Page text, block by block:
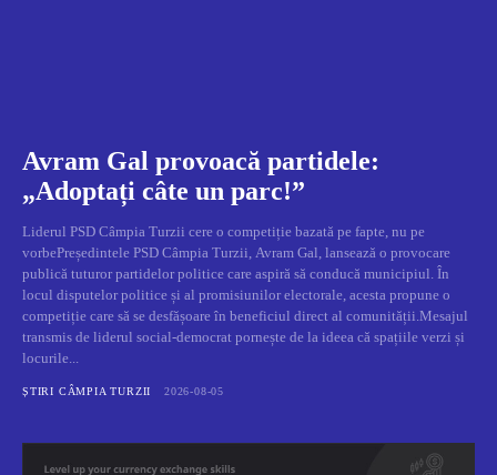
Avram Gal provoacă partidele:
„Adoptați câte un parc!”
Liderul PSD Câmpia Turzii cere o competiție bazată pe fapte, nu pe
vorbePreședintele PSD Câmpia Turzii, Avram Gal, lansează o provocare
publică tuturor partidelor politice care aspiră să conducă municipiul. În
locul disputelor politice și al promisiunilor electorale, acesta propune o
competiție care să se desfășoare în beneficiul direct al comunității.Mesajul
transmis de liderul social-democrat pornește de la ideea că spațiile verzi și
locurile...
ȘTIRI CÂMPIA TURZII 2026-08-05